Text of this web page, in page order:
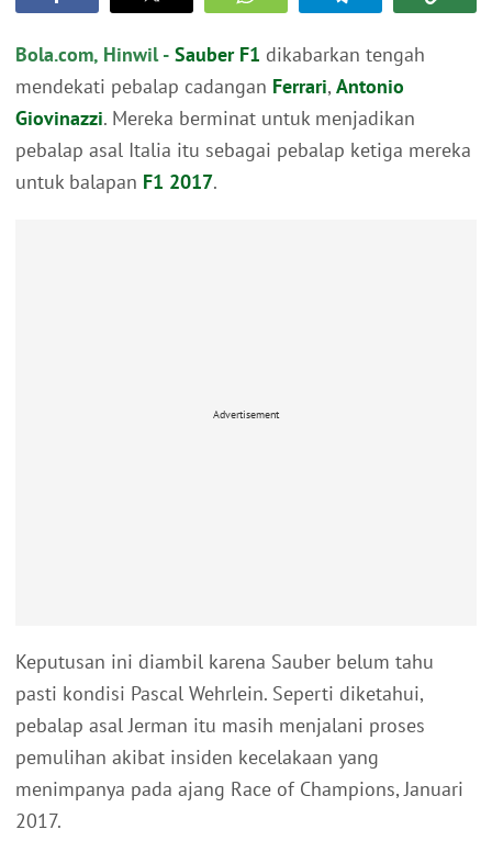
Bola.com, Hinwil - Sauber F1 dikabarkan tengah
mendekati pebalap cadangan Ferrari, Antonio
Giovinazzi. Mereka berminat untuk menjadikan
pebalap asal Italia itu sebagai pebalap ketiga mereka
untuk balapan F1 2017.
Advertisement
Keputusan ini diambil karena Sauber belum tahu
pasti kondisi Pascal Wehrlein. Seperti diketahui,
pebalap asal Jerman itu masih menjalani proses
pemulihan akibat insiden kecelakaan yang
menimpanya pada ajang Race of Champions, Januari
2017.